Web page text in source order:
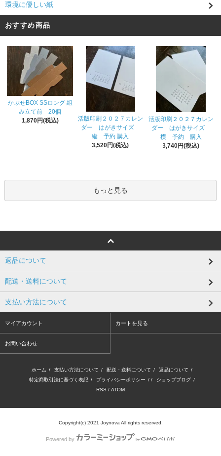
環境に優しい紙
おすすめ商品
かぶせBOX SSロング 組
み立て前 20個
1,870円(税込)
活版印刷２０２７カレン
ダー はがきサイズ
縦 予約 購入
3,520円(税込)
活版印刷２０２７カレン
ダー はがきサイズ
横 予約 購入
3,740円(税込)
もっと見る
返品について
配送・送料について
支払い方法について
マイアカウント カートを見る
お問い合わせ
ホーム / 支払い方法について / 配送・送料について / 返品について /
特定商取引法に基づく表記 / プライバシーポリシー / / ショップブログ /
RSS / ATOM
Copyright(c) 2021 Joynova All rights reserved.
Powered by